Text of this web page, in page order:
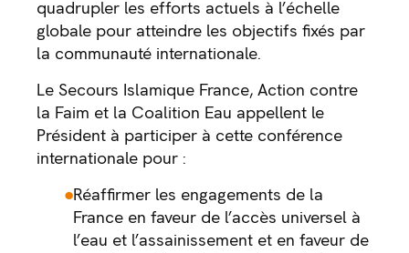
quadrupler les efforts actuels à l’échelle
globale pour atteindre les objectifs fixés par
la communauté internationale.
Le Secours Islamique France, Action contre
la Faim et la Coalition Eau appellent le
Président à participer à cette conférence
internationale pour :
Réaffirmer les engagements de la
France en faveur de l’accès universel à
l’eau et l’assainissement et en faveur de